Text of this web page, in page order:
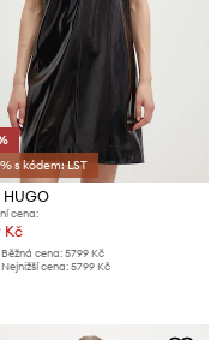
s kódem: LST
cena:
Kč
Běžná cena:5799 Kč
Nejnižší cena:5799 Kč